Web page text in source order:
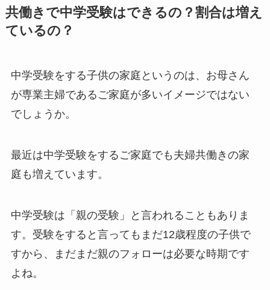
共働きで中学受験はできるの？割合は増え
ているの？
中学受験をする子供の家庭というのは、お母さん
が専業主婦であるご家庭が多いイメージではない
でしょうか。
最近は中学受験をするご家庭でも夫婦共働きの家
庭も増えています。
中学受験は「親の受験」と言われることもありま
す。受験をすると言ってもまだ12歳程度の子供で
すから、まだまだ親のフォローは必要な時期です
よね。